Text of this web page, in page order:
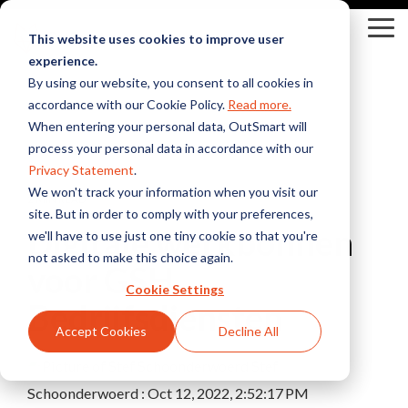
This website uses cookies to improve user
experience.
By using our website, you consent to all cookies in
accordance with our Cookie Policy. Read more.
When entering your personal data, OutSmart will
process your personal data in accordance with our
Privacy Statement.
We won't track your information when you visit our
site. But in order to comply with your preferences,
we'll have to use just one tiny cookie so that you're
not asked to make this choice again.
Cookie Settings
Accept Cookies Decline All
Skip
main
content.
Oplossingen
Digitale werkbon
Alles digitaal, altijd
bij de hand
Houd altijd grip op
je planning
Offertes &
Stuur offertes &
Branches
Installatietechniek &
HVAC
Werkbonnen, planning
&
onderhoudscontracten
Bouw &
Onderhoud
werkbonnen &
urenregistratie
Bekijk alle branches
Integraties
Exact
Snelstart
AFAS
Moneybird
WeFact
eAccounting
Bekijk alle integraties
Kennis &
Inspiratie
Blogs
Webinars
Klantverhalen
Nieuwsbrief
Kennisbank
2 MIN READ
Digitale werkbonnen
voor GSH
Bedrijfsdiensten
Schoonderwoerd : Oct 12, 2022, 2:52:17 PM